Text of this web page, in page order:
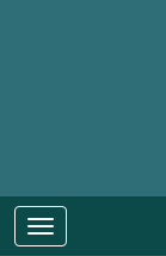
Toggle